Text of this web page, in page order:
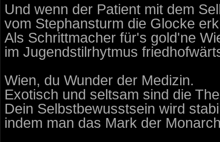
Und wenn der Patient mit dem
vom Stephansturm die Glocke
Als Schrittmacher für's gold'ne
im Jugendstilrhytmus
Wien, du Wunder der Medizin.
Exotisch und seltsam sind die
Dein Selbstbewusstsein wird
indem man das Mark der